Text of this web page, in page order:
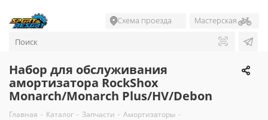
Схема проезда Мастерская
Набор для обслуживания
амортизатора RockShox
Monarch/Monarch Plus/HV/Debon
Главная - Каталог - Запчасти - Амортизаторы -